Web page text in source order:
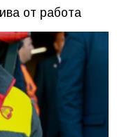
от работа